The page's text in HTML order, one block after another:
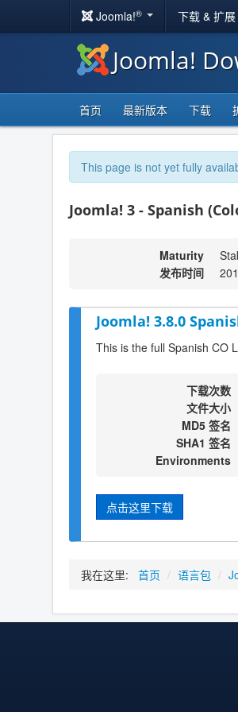
Joomla!® 下载 & 扩展
Joomla!
首页 最新版本 下载
This page is not yet fully
Joomla! 3 - Spanish
Maturity
发布时间
Joomla! 3.8.0
This is the full Spanish CO
下载次数
文件大小
MD5 签名
SHA1 签名
Environments
点击这里下载
我在这里: 首页 / 语言包 /